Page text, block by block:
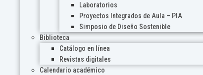
Laboratorios
Proyectos Integrados de Aula – PIA
Simposio de Diseño Sostenible
Biblioteca
Catálogo en línea
Revistas digitales
Calendario académico